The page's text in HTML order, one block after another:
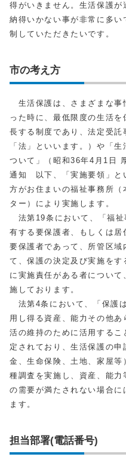
得がいきません。生活保護
納得いかない事が非常に多
制していただきたいです。
市の考え方
生活保護は、さまざまな事
った時に、最低限度の生活
長する制度であり、法定受託
「法」といいます。）や「
ついて」（昭和36年4月1日
通知 以下、「実施要領」と
方がお住まいの福祉事務所
ター）により実施します。
法第19条において、「福祉
有する要保護者、もしくは
要保護者であって、所管区
て、保護の決定及び実施を
に実施責任がある者につい
施しております。
法第4条において、「保護
用し得る資産、能力その他
活の維持のために活用する
定されており、生活保護の
金、生命保険、土地、家屋
種調査を実施し、資産、能
の需要が満たされない場合に
ます。
担当部署(電話番号)